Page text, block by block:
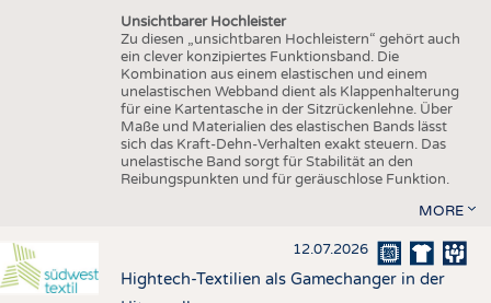
Unsichtbarer Hochleister
Zu diesen „unsichtbaren Hochleistern“ gehört auch
ein clever konzipiertes Funktionsband. Die
Kombination aus einem elastischen und einem
unelastischen Webband dient als Klappenhalterung
für eine Kartentasche in der Sitzrückenlehne. Über
Maße und Materialien des elastischen Bands lässt
sich das Kraft-Dehn-Verhalten exakt steuern. Das
unelastische Band sorgt für Stabilität an den
Reibungspunkten und für geräuschlose Funktion.
MORE
12.07.2026
Hightech-Textilien als Gamechanger in der